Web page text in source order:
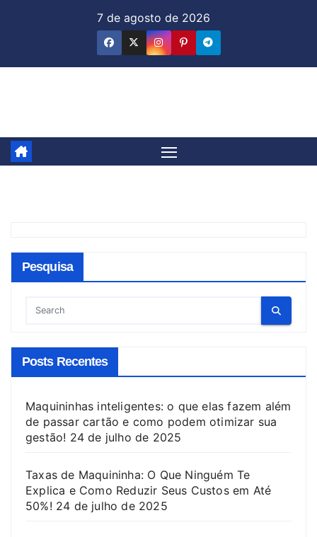
7 de agosto de 2026
Pesquisa
Posts Recentes
Maquininhas inteligentes: o que elas fazem além
de passar cartão e como podem otimizar sua
gestão! 24 de julho de 2025
Taxas de Maquininha: O Que Ninguém Te
Explica e Como Reduzir Seus Custos em Até
50%! 24 de julho de 2025